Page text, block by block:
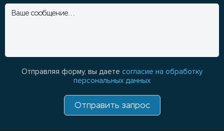
Отправляя форму, вы даете согласие на обработку
персональных данных
Отправить запрос